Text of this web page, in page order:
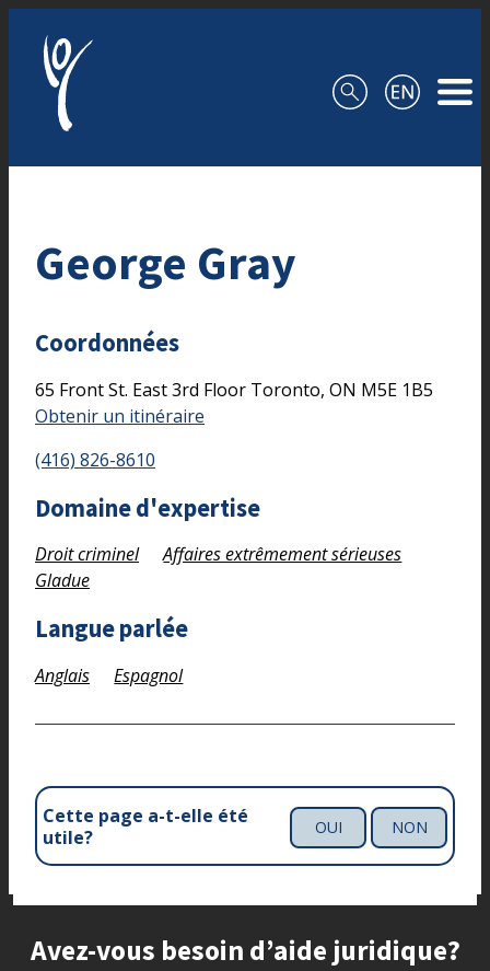
George Gray
Coordonnées
65 Front St. East3rd Floor Toronto, ON M5E 1B5
Obtenir un itinéraire
(416) 826-8610
Domaine d'expertise
Droit criminel
Affaires extrêmement sérieuses
Gladue
Langue parlée
Anglais Espagnol
Cette page a-t-elle été
utile?
OUI NON
Site footer
Avez-vous besoin d’aide juridique?